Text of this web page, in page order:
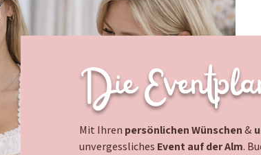
Die
Mit Ihren persönlichen Wünschen&
unvergessliches Event auf der Alm.